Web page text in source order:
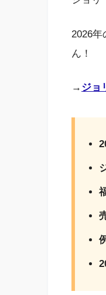
2026年
ん！
→ ジョ